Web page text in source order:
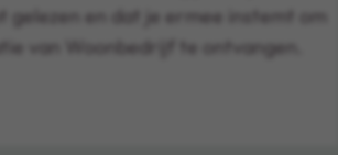
gelezen en dat je ermee instemt om
van Woonbedrijf te ontvangen.